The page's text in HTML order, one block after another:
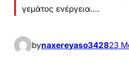
γεμάτος ενέργεια.…
bynaxereyaso342823